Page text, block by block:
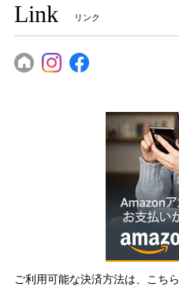
Link リンク
ご利用可能な決済方法は、こちら